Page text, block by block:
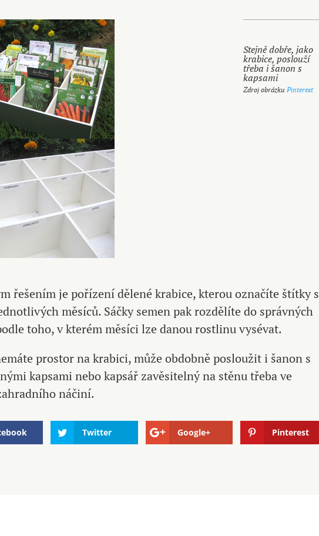
Stejně dobře, jako
krabice, poslouží
třeba i šanon s
kapsami
Zdroj obrázku Pinterest
řešením je pořízení dělené krabice, kterou označíte štítky s
měsíců. Sáčky semen pak rozdělíte do správných
toho, v kterém měsíci lze danou rostlinu vysévat.
prostor na krabici, může obdobně posloužit i šanon s
kapsami nebo kapsář zavěsitelný na stěnu třeba ve
náčiní.
Twitter Google+ Pinterest